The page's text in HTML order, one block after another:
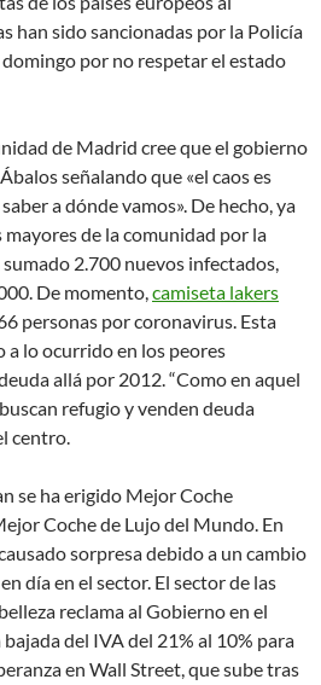
han sido sancionadas por la Policía
por no respetar el estado
de Madrid cree que el gobierno
señalando que «el caos es
a dónde vamos». De hecho, ya
de la comunidad por la
2.700 nuevos infectados,
De momento,camiseta lakers
personas por coronavirus. Esta
lo ocurrido en los peores
allá por 2012. “Como en aquel
refugio y venden deuda
centro.
se ha erigido Mejor Coche
Coche de Lujo del Mundo. En
sorpresa debido a un cambio
día en el sector. El sector de las
reclama al Gobierno en el
del IVA del 21% al 10% para
en Wall Street, que sube tras